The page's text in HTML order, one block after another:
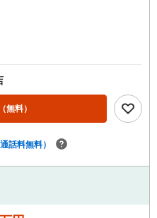
（無料）
通話料無料）